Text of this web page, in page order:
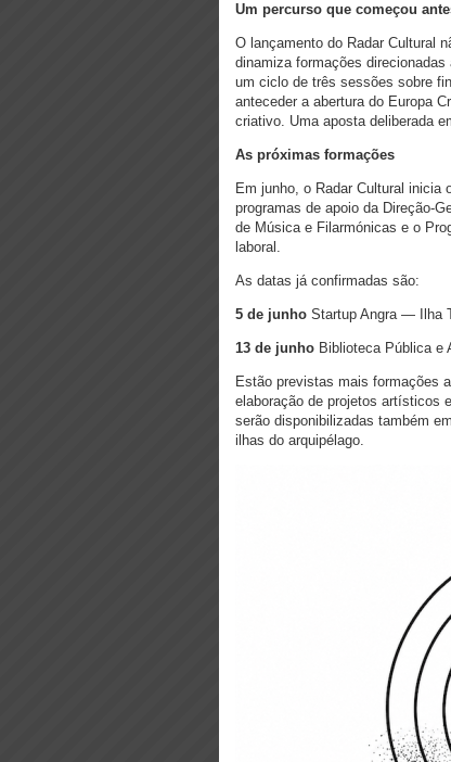
Um percurso que começou
O lançamento do Radar Cultural
dinamiza formações
um ciclo de três sessões sobre
anteceder a abertura do Europa
criativo. Uma aposta deliberada
As próximas formações
Em junho, o Radar Cultural inicia
programas de apoio da Direção-
de Música e Filarmónicas e o
laboral.
As datas já confirmadas são:
5 de junho Startup Angra — Ilha
13 de junho Biblioteca Pública e
Estão previstas mais formações
elaboração de projetos artísticos
serão disponibilizadas também
ilhas do arquipélago.